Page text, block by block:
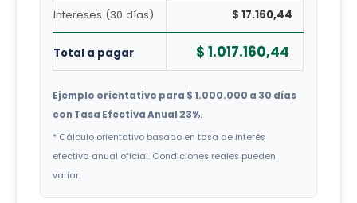
Intereses (30 días) $ 17.160,44
Total a pagar $ 1.017.160,44
Ejemplo orientativo para $ 1.000.000 a 30 días
con Tasa Efectiva Anual 23%.
* Cálculo orientativo basado en tasa de interés
efectiva anual oficial. Condiciones reales pueden
variar.